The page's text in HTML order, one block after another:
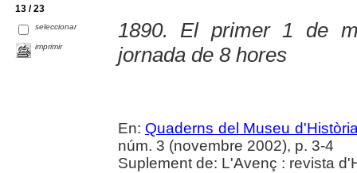
13 / 23
seleccionar
imprimir
1890. El primer 1 de
jornada de 8 hores
En: Quaderns del Museu
núm. 3 (novembre 2002), p. 3-4
Suplement de: L'Avenç : revista